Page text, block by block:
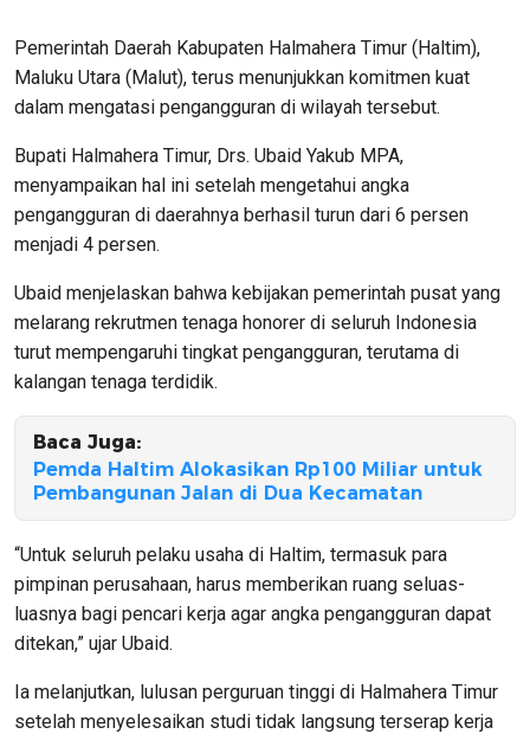
Pemerintah Daerah Kabupaten Halmahera Timur (Haltim),
Maluku Utara (Malut), terus menunjukkan komitmen kuat
dalam mengatasi pengangguran di wilayah tersebut.
Bupati Halmahera Timur, Drs. Ubaid Yakub MPA,
menyampaikan hal ini setelah mengetahui angka
pengangguran di daerahnya berhasil turun dari 6 persen
menjadi 4 persen.
Ubaid menjelaskan bahwa kebijakan pemerintah pusat yang
melarang rekrutmen tenaga honorer di seluruh Indonesia
turut mempengaruhi tingkat pengangguran, terutama di
kalangan tenaga terdidik.
Baca Juga:
Pemda Haltim Alokasikan Rp100 Miliar untuk
Pembangunan Jalan di Dua Kecamatan
“Untuk seluruh pelaku usaha di Haltim, termasuk para
pimpinan perusahaan, harus memberikan ruang seluas-
luasnya bagi pencari kerja agar angka pengangguran dapat
ditekan,” ujar Ubaid.
Ia melanjutkan, lulusan perguruan tinggi di Halmahera Timur
setelah menyelesaikan studi tidak langsung terserap kerja